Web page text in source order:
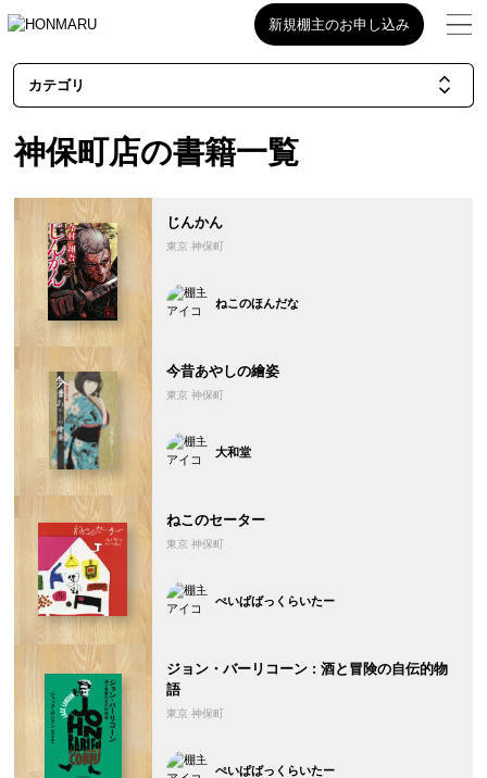
新規棚主のお申し込み
カテゴリ
神保町店の書籍一覧
じんかん
東京 神保町
ねこのほんだな
今昔あやしの繪姿
東京 神保町
大和堂
ねこのセーター
東京 神保町
ぺいぱばっくらいたー
ジョン・バーリコーン : 酒と冒険の自伝的物
語
東京 神保町
ぺいぱばっくらいたー